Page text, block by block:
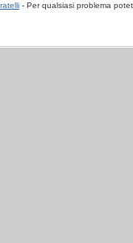
- Per qualsiasi problema